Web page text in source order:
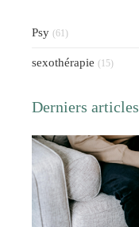
Psy (61)
sexothérapie (15)
Derniers articles